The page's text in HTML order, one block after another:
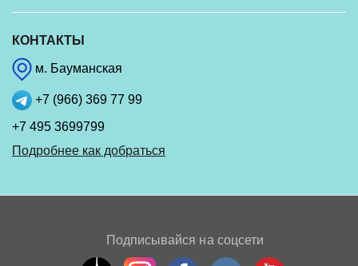
КОНТАКТЫ
м. Бауманская
+7 (966) 369 77 99
+7 495 3699799
Подробнее как добраться
Подписывайся на соцсети